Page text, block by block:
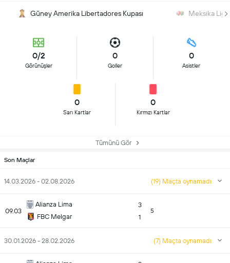
Güney Amerika Libertadores Kupası Meksika Ligi
0/2
Görünüşler
0
Goller
0
Asistler
0
Sarı Kartlar
0
Kırmızı Kartlar
Tümünü Gör
Son Maçlar
14.03.2026 - 02.08.2026 (19) Maçta oynamadı
09.03
Alianza Lima
FBC Melgar
3
1
5
30.01.2026 - 28.02.2026 (7) Maçta oynamadı